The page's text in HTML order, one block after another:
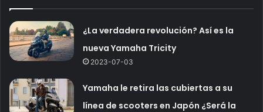
¿La verdadera revolución? Así es la
nueva Yamaha Tricity
2023-07-03
Yamaha le retira las cubiertas a su
línea de scooters en Japón ¿Será la